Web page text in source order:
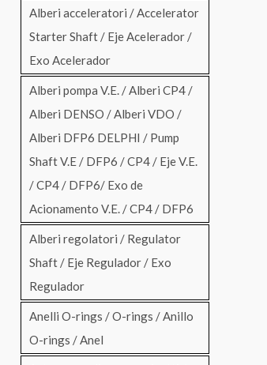
Alberi acceleratori / Accelerator
Starter Shaft / Eje Acelerador /
Exo Acelerador
Alberi pompa V.E. / Alberi CP4 /
Alberi DENSO / Alberi VDO /
Alberi DFP6 DELPHI / Pump
Shaft V.E / DFP6 / CP4 / Eje V.E.
/ CP4 / DFP6/ Exo de
Acionamento V.E. / CP4 / DFP6
Alberi regolatori / Regulator
Shaft / Eje Regulador / Exo
Regulador
Anelli O-rings / O-rings / Anillo
O-rings / Anel